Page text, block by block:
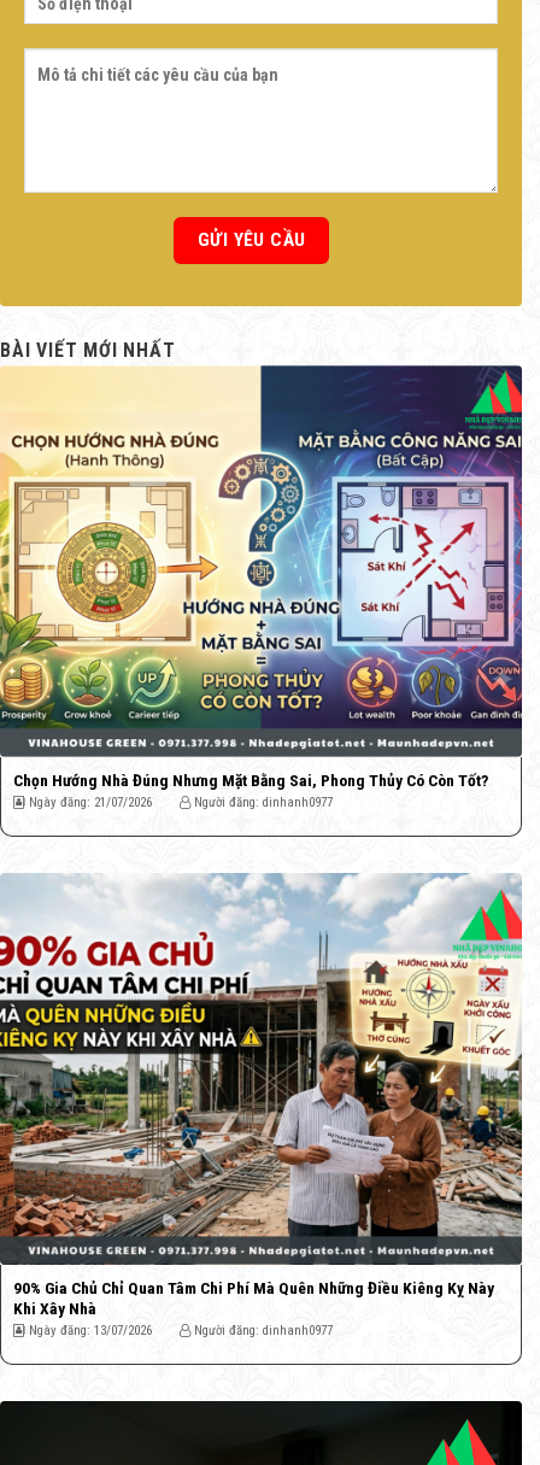
BÀI VIẾT MỚI NHẤT
Chọn Hướng Nhà Đúng Nhưng Mặt Bằng Sai, Phong Thủy Có Còn Tốt?
Ngày đăng: 21/07/2026 Người đăng: dinhanh0977
90% Gia Chủ Chỉ Quan Tâm Chi Phí Mà Quên Những Điều Kiêng Kỵ Này
Khi Xây Nhà
Ngày đăng: 13/07/2026 Người đăng: dinhanh0977